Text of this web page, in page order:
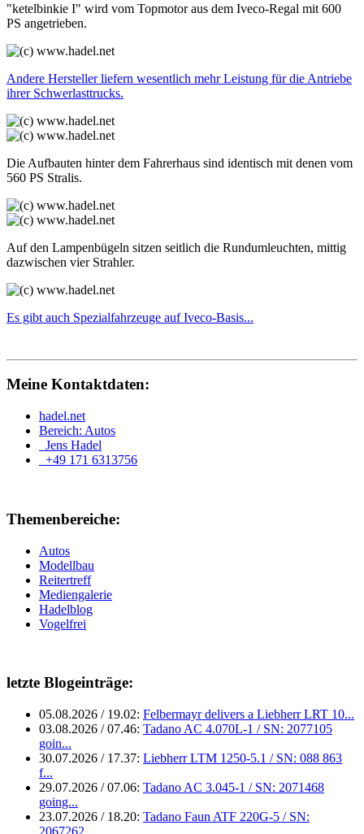
"ketelbinkie I" wird vom Topmotor aus dem Iveco-Regal mit 600
PS angetrieben.
Andere Hersteller liefern wesentlich mehr Leistung für die Antriebe
ihrer Schwerlasttrucks.
Die Aufbauten hinter dem Fahrerhaus sind identisch mit denen vom
560 PS Stralis.
Auf den Lampenbügeln sitzen seitlich die Rundumleuchten, mittig
dazwischen vier Strahler.
Es gibt auch Spezialfahrzeuge auf Iveco-Basis...
Meine Kontaktdaten:
hadel.net
Bereich: Autos
Jens Hadel
+49 171 6313756
Themenbereiche:
Autos
Modellbau
Reitertreff
Mediengalerie
Hadelblog
Vogelfrei
letzte Blogeinträge:
05.08.2026 / 19.02: Felbermayr delivers a Liebherr LRT 10...
03.08.2026 / 07.46: Tadano AC 4.070L-1 / SN: 2077105
goin...
30.07.2026 / 17.37: Liebherr LTM 1250-5.1 / SN: 088 863
f...
29.07.2026 / 07.06: Tadano AC 3.045-1 / SN: 2071468
going...
23.07.2026 / 18.20: Tadano Faun ATF 220G-5 / SN:
2067262 ...